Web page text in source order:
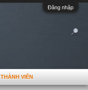
Đăng nhập
THÀNH VIÊN